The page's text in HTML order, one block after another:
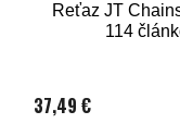
Reťaz JT
114
37,49 €